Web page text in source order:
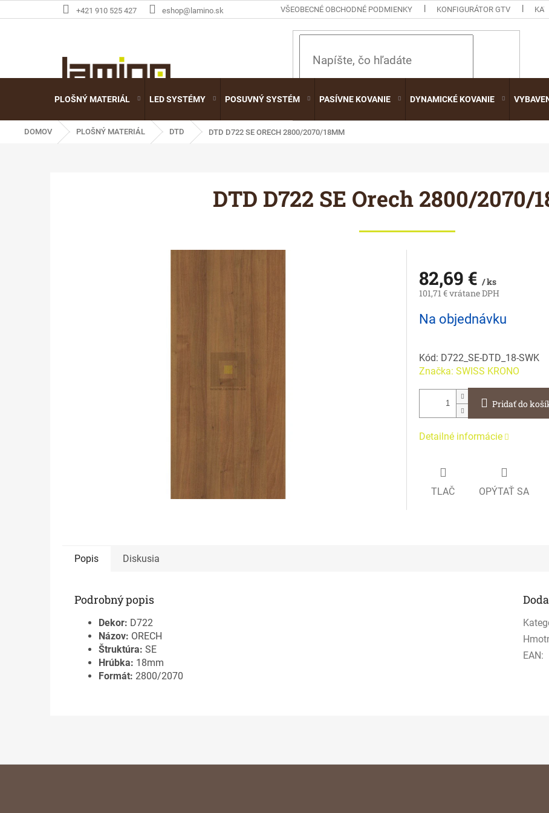
na
+421 910 525 427 eshop@lamino.sk VŠEOBECNÉ OBCHODNÉ PODMIENKY KONFIGURÁTOR GTV
HĽADAŤ
PLOŠNÝ MATERIÁL LED SYSTÉMY POSUVNÝ SYSTÉM PASÍVNE KOVANIE DYNAMICKÉ KOVANIE
DOMOV PLOŠNÝ MATERIÁL DTD DTD D722 SE ORECH 2800/2070/18MM
DTD D722 SE Orech 2800/2070/
82,69 € / ks
101,71 € vrátane DPH
Jednotková
cena:
Na objednávku
Kód: D722_SE-DTD_18-SWK
Značka: SWISS KRONO
Pridať do
Detailné informácie
TLAČ OPÝTAŤ SA
Popis Diskusia
Podrobný popis
Dekor: D722
Názov: ORECH
Štruktúra: SE
Hrúbka: 18mm
Formát: 2800/2070
EAN: